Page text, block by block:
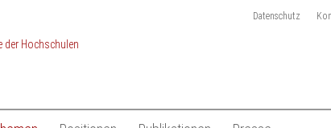
Datenschutz